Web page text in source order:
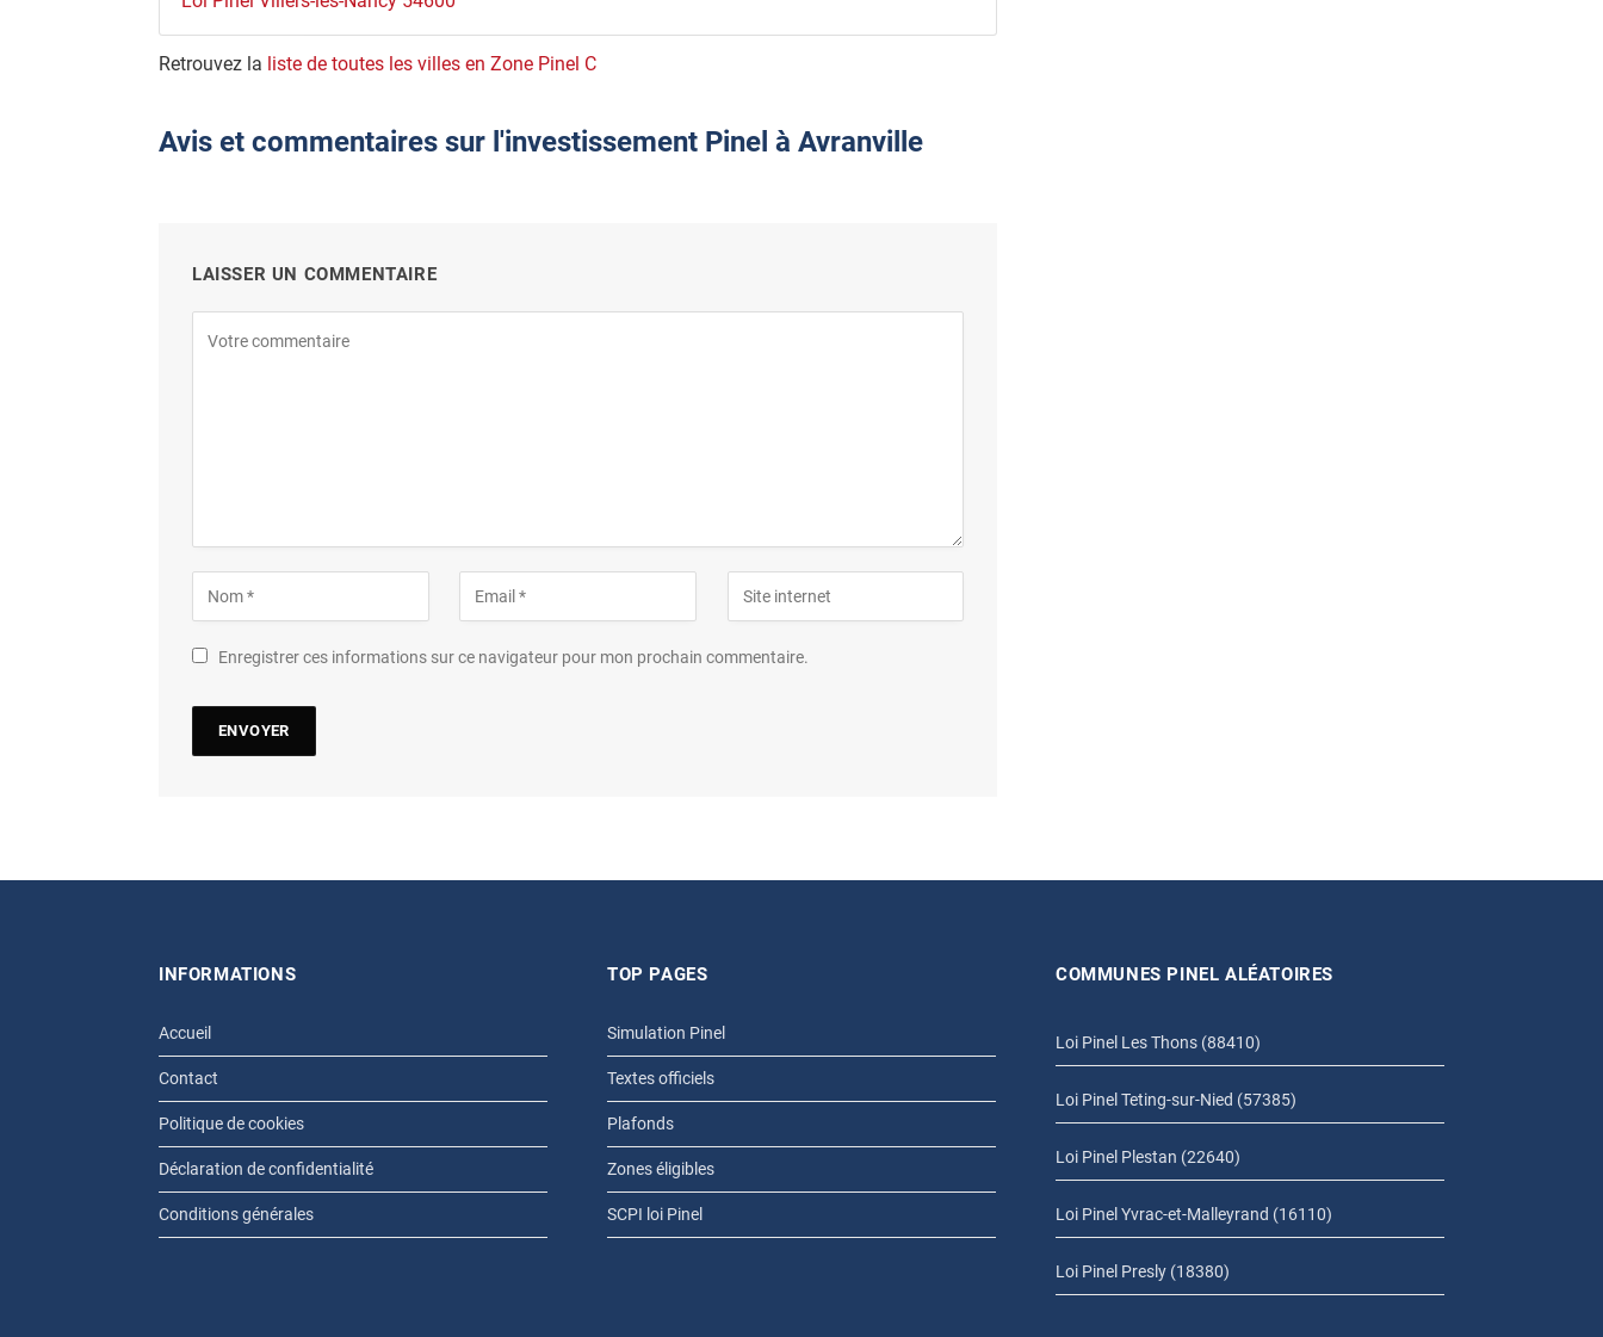
Retrouvez la liste de toutes les villes en Zone Pinel C
Avis et commentaires sur l'investissement Pinel à Avranville
LAISSER UN COMMENTAIRE
Enregistrer ces informations sur ce navigateur pour mon prochain commentaire.
INFORMATIONS
Accueil
Contact
Politique de cookies
Déclaration de confidentialité
Conditions générales
TOP PAGES
Simulation Pinel
Textes officiels
Plafonds
Zones éligibles
SCPI loi Pinel
COMMUNES PINEL ALÉATOIRES
Loi Pinel Les Thons (88410)
Loi Pinel Teting-sur-Nied (57385)
Loi Pinel Plestan (22640)
Loi Pinel Yvrac-et-Malleyrand (16110)
Loi Pinel Presly (18380)